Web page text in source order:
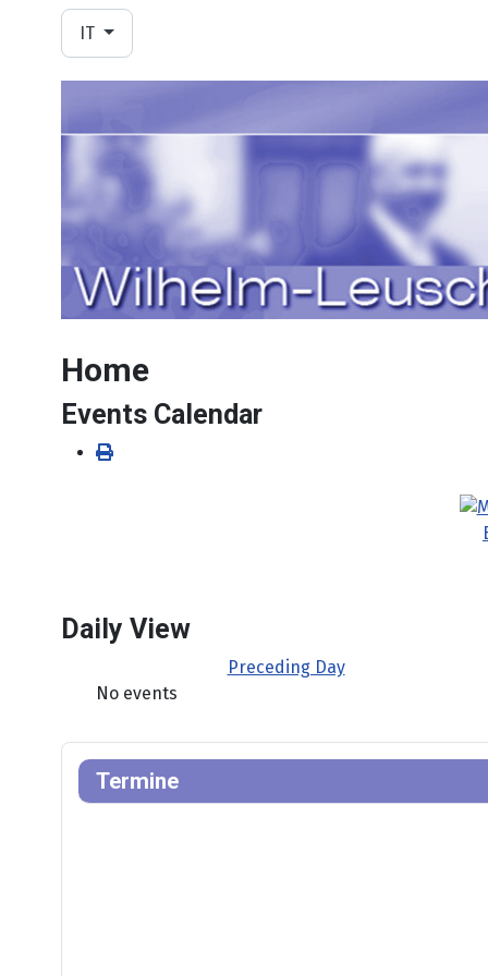
Seleziona la tua lingua
IT
Home
Events Calendar
Daily View
Preceding Day
No events
Termine